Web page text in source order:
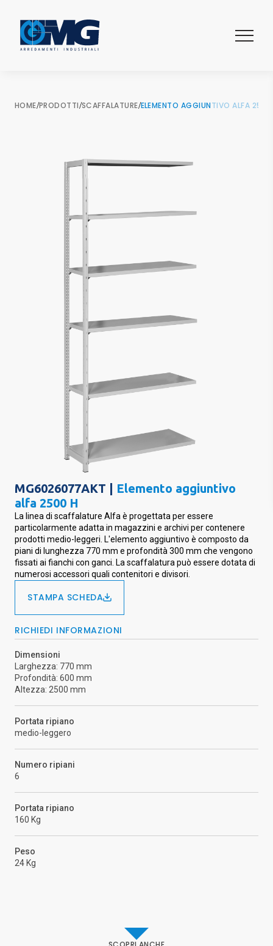
HOME/PRODOTTI/SCAFFALATURE/ELEMENTO AGGIUNTIVO ALFA
MG6026077AKT |
Elemento aggiuntivo
alfa 2500 H
La linea di scaffalature Alfa è progettata per essere
particolarmente adatta in magazzini e archivi per contenere
prodotti medio-leggeri. L'elemento aggiuntivo è composto da
piani di lunghezza 770 mm e profondità 300 mm che vengono
fissati ai fianchi con ganci. La scaffalatura può essere dotata di
numerosi accessori quali contenitori e divisori.
STAMPA SCHEDA
RICHIEDI INFORMAZIONI
Dimensioni
Larghezza: 770 mm
Profondità: 600 mm
Altezza: 2500 mm
Portata ripiano
medio-leggero
Numero ripiani
6
Portata ripiano
160 Kg
Peso
24 Kg